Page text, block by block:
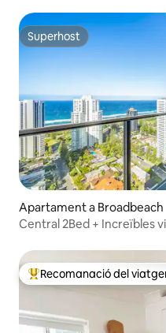
Superhost
Superhost
Apartament a Broadbeach
Central 2Bed + Increïbles
Principals recomanacions
Recomanació del